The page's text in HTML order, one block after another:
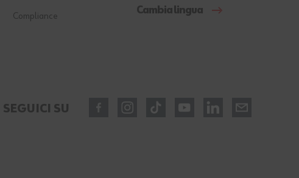
Compliance
Cambia lingua
SEGUICI SU